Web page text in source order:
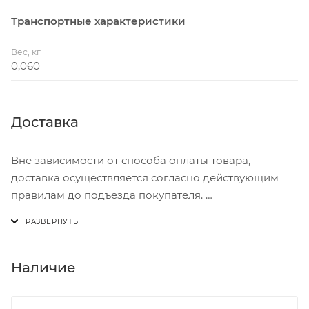
Транспортные характеристики
Вес, кг
0,060
Доставка
Вне зависимости от способа оплаты товара,
доставка осуществляется согласно действующим
правилам до подъезда покупателя.
В субботу с 8:00 до 15:00
Наличие